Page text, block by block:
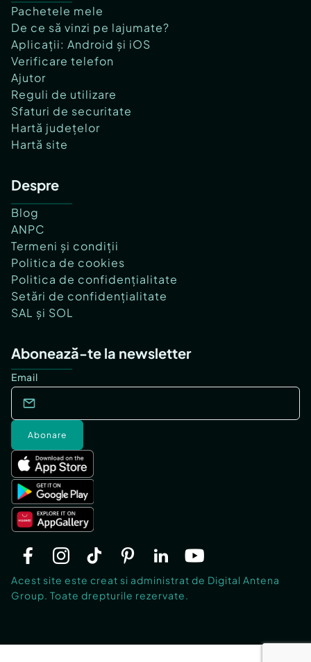
Pachetele mele
De ce să vinzi pe lajumate?
Aplicații: Android și iOS
Verificare telefon
Ajutor
Reguli de utilizare
Sfaturi de securitate
Hartă județelor
Hartă site
Despre
Blog
ANPC
Termeni și condiții
Politica de cookies
Politica de confidențialitate
Setări de confidențialitate
SAL și SOL
Abonează-te la newsletter
Email
Abonare
Acest site este creat si administrat de Digital Antena
Group. Toate drepturile rezervate.